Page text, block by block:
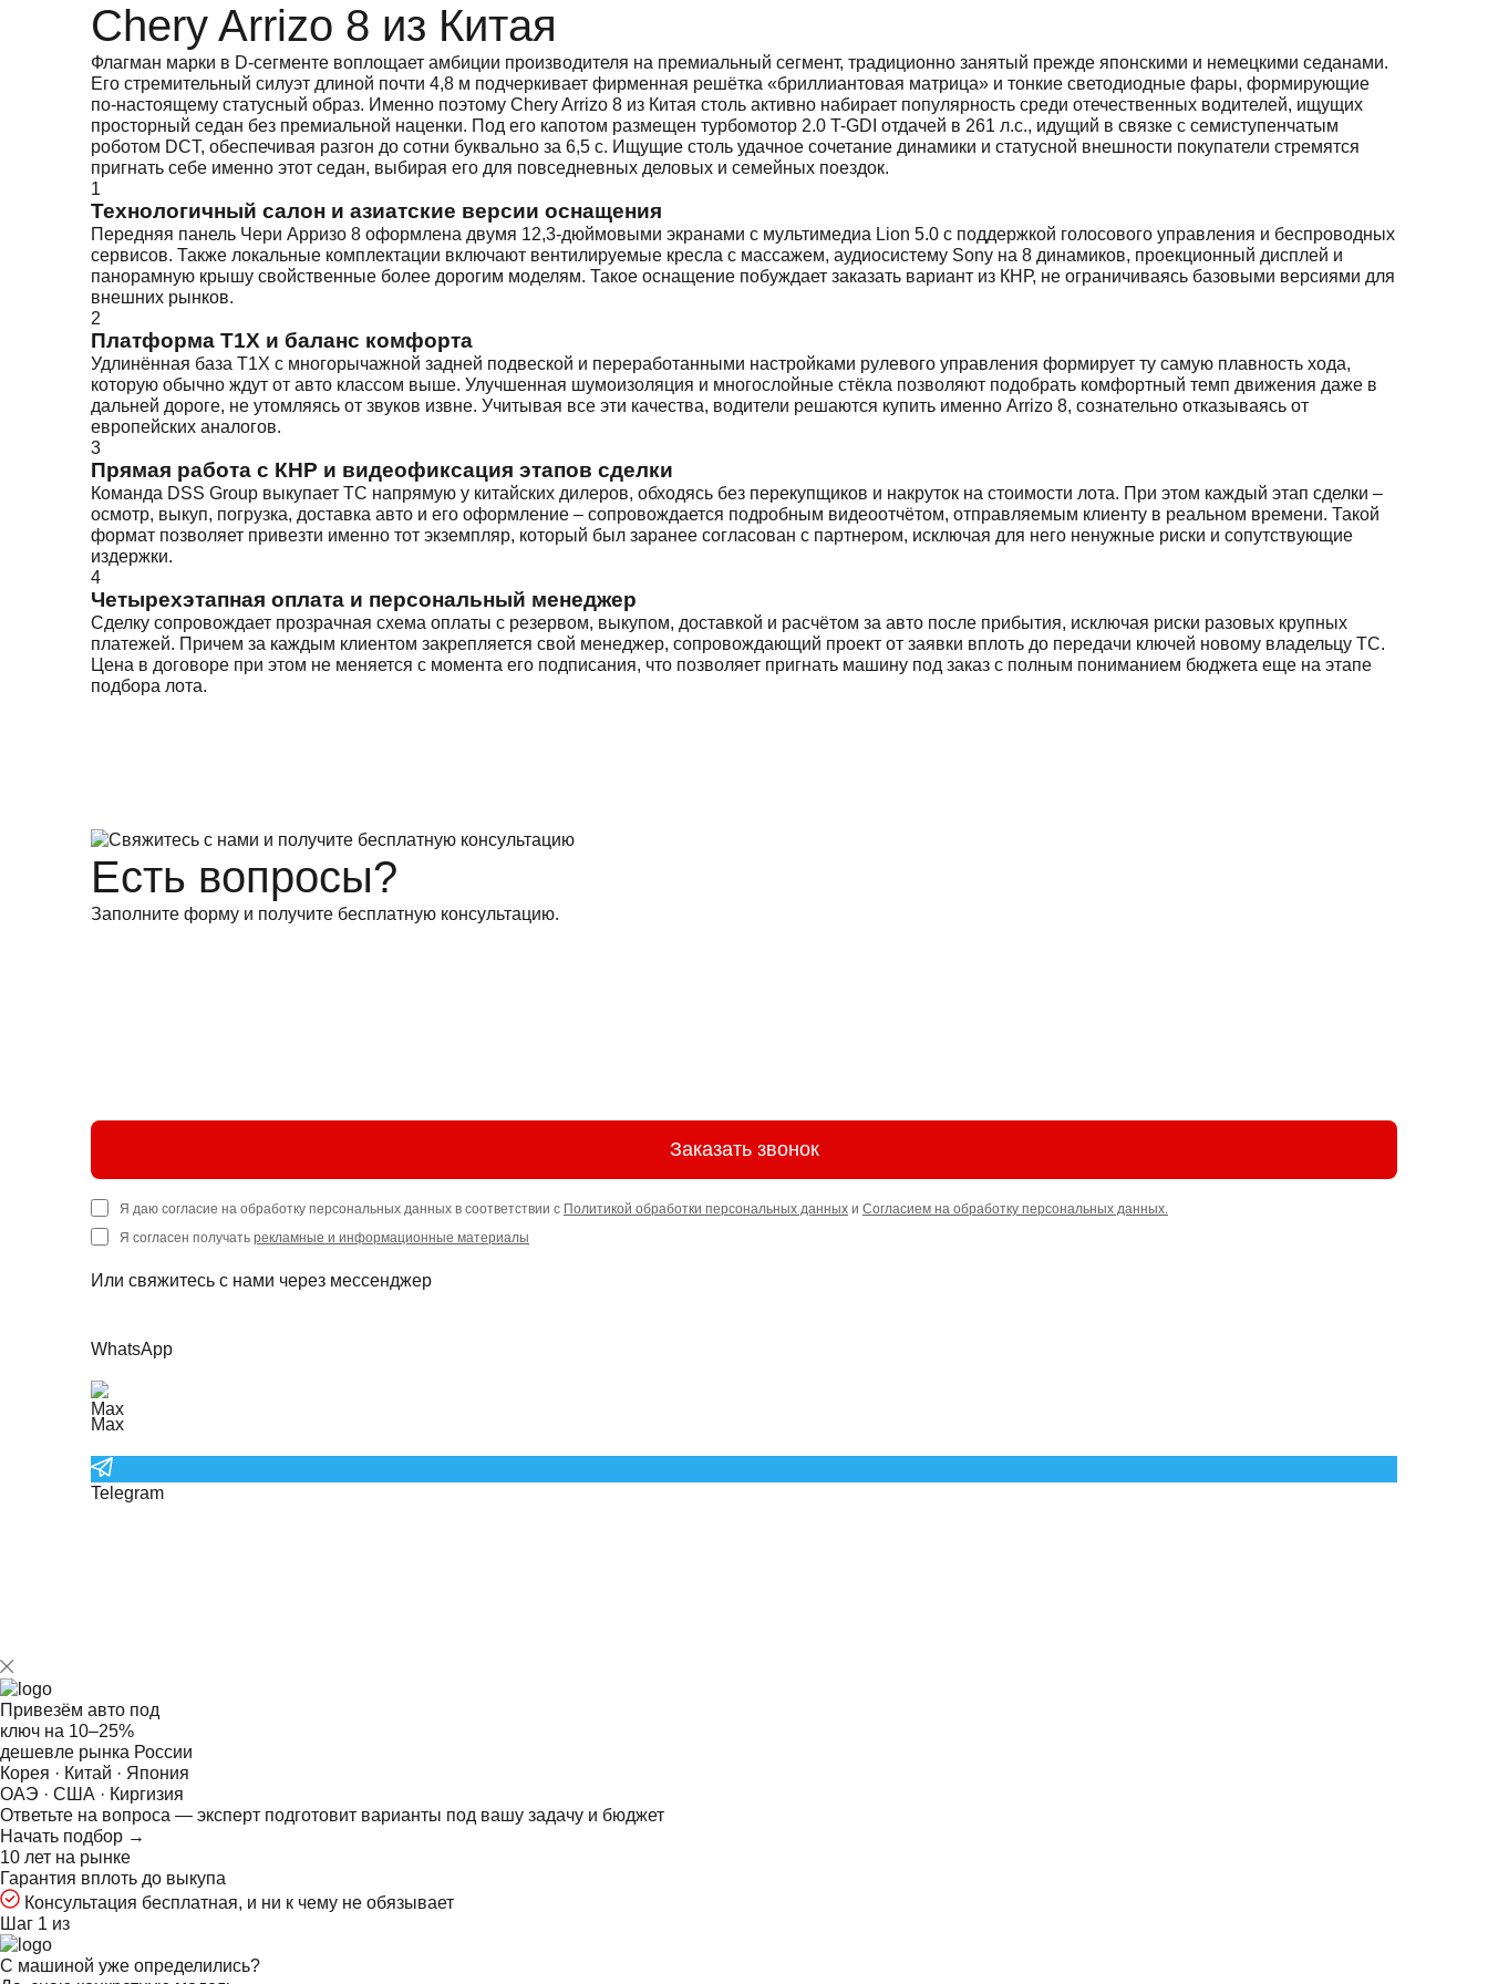
Chery Arrizo 8 из Китая
Флагман марки в D-сегменте воплощает амбиции производителя на премиальный сегмент, традиционно занятый прежде японскими и немецкими седанами.
Его стремительный силуэт длиной почти 4,8 м подчеркивает фирменная решётка «бриллиантовая матрица» и тонкие светодиодные фары, формирующие
по-настоящему статусный образ. Именно поэтому Chery Arrizo 8 из Китая столь активно набирает популярность среди отечественных водителей, ищущих
просторный седан без премиальной наценки. Под его капотом размещен турбомотор 2.0 T-GDI отдачей в 261 л.с., идущий в связке с семиступенчатым
роботом DCT, обеспечивая разгон до сотни буквально за 6,5 с. Ищущие столь удачное сочетание динамики и статусной внешности покупатели стремятся
пригнать себе именно этот седан, выбирая его для повседневных деловых и семейных поездок.
1
Технологичный салон и азиатские версии оснащения
Передняя панель Чери Арризо 8 оформлена двумя 12,3-дюймовыми экранами с мультимедиа Lion 5.0 с поддержкой голосового управления и беспроводных
сервисов. Также локальные комплектации включают вентилируемые кресла с массажем, аудиосистему Sony на 8 динамиков, проекционный дисплей и
панорамную крышу свойственные более дорогим моделям. Такое оснащение побуждает заказать вариант из КНР, не ограничиваясь базовыми версиями для
внешних рынков.
2
Платформа T1X и баланс комфорта
Удлинённая база T1X с многорычажной задней подвеской и переработанными настройками рулевого управления формирует ту самую плавность хода,
которую обычно ждут от авто классом выше. Улучшенная шумоизоляция и многослойные стёкла позволяют подобрать комфортный темп движения даже в
дальней дороге, не утомляясь от звуков извне. Учитывая все эти качества, водители решаются купить именно Arrizo 8, сознательно отказываясь от
европейских аналогов.
3
Прямая работа с КНР и видеофиксация этапов сделки
Команда DSS Group выкупает ТС напрямую у китайских дилеров, обходясь без перекупщиков и накруток на стоимости лота. При этом каждый этап сделки –
осмотр, выкуп, погрузка, доставка авто и его оформление – сопровождается подробным видеоотчётом, отправляемым клиенту в реальном времени. Такой
формат позволяет привезти именно тот экземпляр, который был заранее согласован с партнером, исключая для него ненужные риски и сопутствующие
издержки.
4
Четырехэтапная оплата и персональный менеджер
Сделку сопровождает прозрачная схема оплаты с резервом, выкупом, доставкой и расчётом за авто после прибытия, исключая риски разовых крупных
платежей. Причем за каждым клиентом закрепляется свой менеджер, сопровождающий проект от заявки вплоть до передачи ключей новому владельцу ТС.
Цена в договоре при этом не меняется с момента его подписания, что позволяет пригнать машину под заказ с полным пониманием бюджета еще на этапе
подбора лота.
Есть вопросы?
Заполните форму и получите бесплатную консультацию.
Заказать звонок
Я даю согласие на обработку персональных данных в соответствии с Политикой обработки персональных данных и Согласием на обработку персональных данных.
Я согласен получать рекламные и информационные материалы
Или свяжитесь с нами через мессенджер
WhatsApp
Max
Telegram
Привезём авто под
ключ на 10–25%
дешевле рынка России
Корея · Китай · Япония
ОАЭ · США · Киргизия
Ответьте на вопроса — эксперт подготовит варианты под вашу задачу и бюджет
Начать подбор →
10 лет на рынке
Гарантия вплоть до выкупа
Консультация бесплатная, и ни к чему не обязывает
Шаг 1 из
С машиной уже определились?